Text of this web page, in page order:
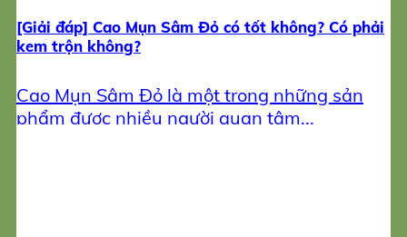
[Giải đáp] Cao Mụn Sâm Đỏ có tốt không? Có phải
kem trộn không?
Cao Mụn Sâm Đỏ là một trong những sản
phẩm được nhiều người quan tâm...